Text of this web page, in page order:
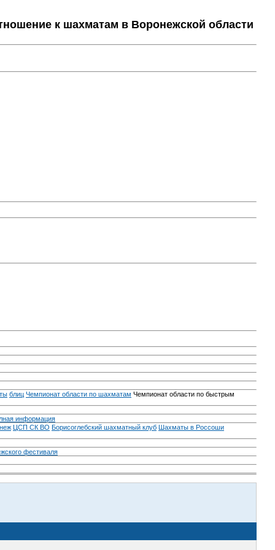
к шахматам в Воронежской области
блиц Чемпионат области по шахматам Чемпионат области по быстрым
информация
ЦСП СК ВО Борисоглебский шахматный клуб Шахматы в Россоши
фестиваля